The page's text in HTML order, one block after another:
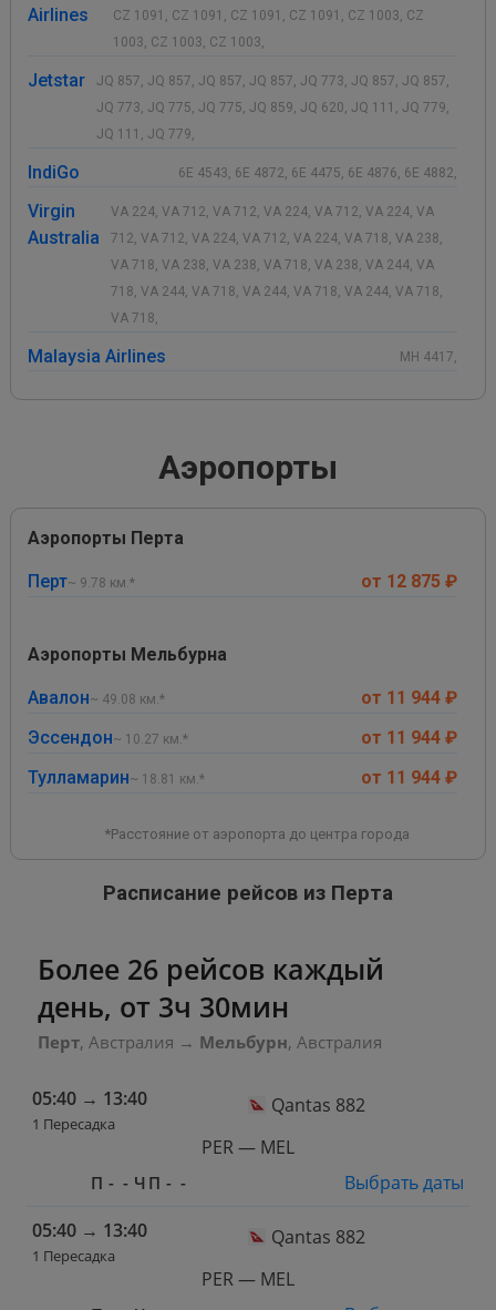
Airlines
CZ 1091, CZ 1091, CZ 1091, CZ 1091, CZ 1003, CZ
1003, CZ 1003, CZ 1003,
Jetstar
JQ 857, JQ 857, JQ 857, JQ 857, JQ 773, JQ 857, JQ 857,
JQ 773, JQ 775, JQ 775, JQ 859, JQ 620, JQ 111, JQ 779,
JQ 111, JQ 779,
IndiGo 6E 4543, 6E 4872, 6E 4475, 6E 4876, 6E 4882,
Virgin
Australia
VA 224, VA 712, VA 712, VA 224, VA 712, VA 224, VA
712, VA 712, VA 224, VA 712, VA 224, VA 718, VA 238,
VA 718, VA 238, VA 238, VA 718, VA 238, VA 244, VA
718, VA 244, VA 718, VA 244, VA 718, VA 244, VA 718,
VA 718,
Malaysia Airlines MH 4417,
Аэропорты
Аэропорты Перта
Перт~ 9.78 км.* от 12 875 ₽
Аэропорты Мельбурна
Авалон~ 49.08 км.*
от 11 944 ₽
Эссендон~ 10.27 км.*
от 11 944 ₽
Тулламарин~ 18.81 км.* от 11 944 ₽
*Расстояние от аэропорта до центра города
Расписание рейсов из Перта
Более 26 рейсов каждый
день, от 3ч 30мин
Перт, Австралия → Мельбурн, Австралия
05:40 → 13:40
1 Пересадка
Qantas 882
PER — MEL
П - - Ч П - -
Выбрать даты
05:40 → 13:40
1 Пересадка
Qantas 882
PER — MEL